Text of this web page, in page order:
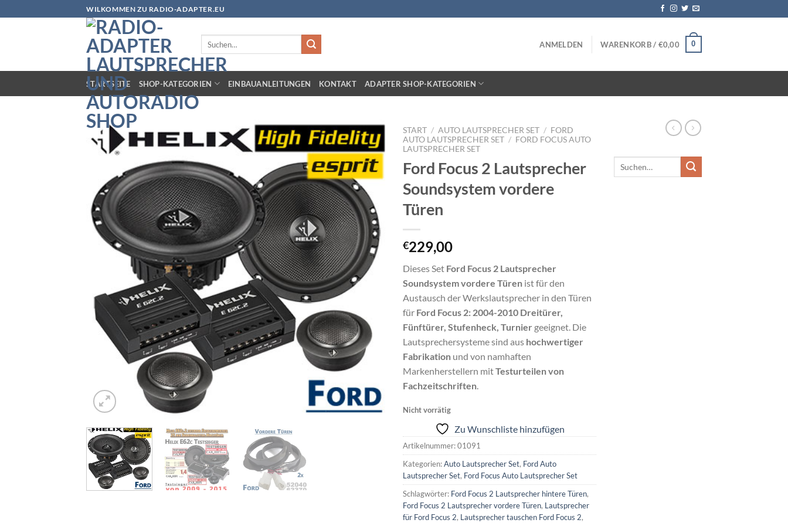
Inhalt
WILKOMMEN ZU RADIO-ADAPTER.EU
ANMELDEN WARENKORB / €0,00 0
STARTSEITE SHOP-KATEGORIEN EINBAUANLEITUNGEN KONTAKT ADAPTER SHOP-KATEGORIEN
Zu
Wunschliste
hinzufügen
START / AUTO LAUTSPRECHER SET / FORD
AUTO LAUTSPRECHER SET / FORD FOCUS AUTO
LAUTSPRECHER SET
Ford Focus 2 Lautsprecher
Soundsystem vordere
Türen
€229,00
Dieses Set Ford Focus 2 Lautsprecher
Soundsystem vordere Türen ist für den
Austausch der Werkslautsprecher in den Türen
für Ford Focus 2: 2004-2010 Dreitürer,
Fünftürer, Stufenheck, Turnier geeignet. Die
Lautsprechersysteme sind aus hochwertiger
Fabrikation und von namhaften
Markenherstellern mitTesturteilen von
Fachzeitschriften
Nicht vorrätig
Zu Wunschliste hinzufügen
Artikelnummer:01091
Kategorien:Auto Lautsprecher Set, Ford Auto
Lautsprecher Set, Ford Focus Auto Lautsprecher Set
Schlagwörter: Ford Focus 2 Lautsprecher hintere Türen,
Ford Focus 2 Lautsprecher vordere Türen, Lautsprecher
für Ford Focus 2, Lautsprecher tauschen Ford Focus 2,